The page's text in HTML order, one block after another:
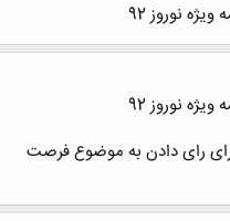
نوروز 92
نوروز 92
(1شنبه 20 اسفند)برای رای دادن به موضوع فرصت